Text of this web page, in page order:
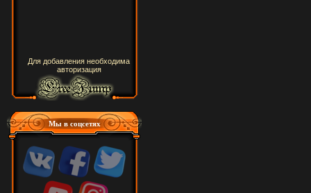
Для добавления необходима
авторизация
Мы в соцсетях